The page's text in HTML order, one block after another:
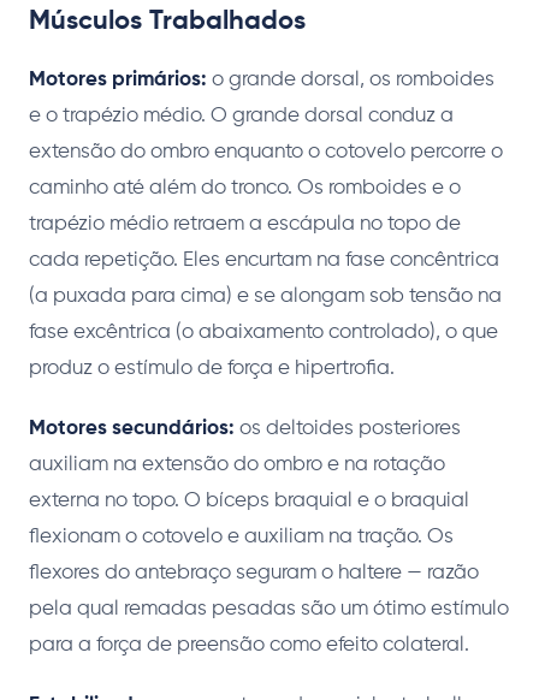
Músculos Trabalhados
Motores primários: o grande dorsal, os romboides
e o trapézio médio. O grande dorsal conduz a
extensão do ombro enquanto o cotovelo percorre o
caminho até além do tronco. Os romboides e o
trapézio médio retraem a escápula no topo de
cada repetição. Eles encurtam na fase concêntrica
(a puxada para cima) e se alongam sob tensão na
fase excêntrica (o abaixamento controlado), o que
produz o estímulo de força e hipertrofia.
Motores secundários: os deltoides posteriores
auxiliam na extensão do ombro e na rotação
externa no topo. O bíceps braquial e o braquial
flexionam o cotovelo e auxiliam na tração. Os
flexores do antebraço seguram o haltere — razão
pela qual remadas pesadas são um ótimo estímulo
para a força de preensão como efeito colateral.